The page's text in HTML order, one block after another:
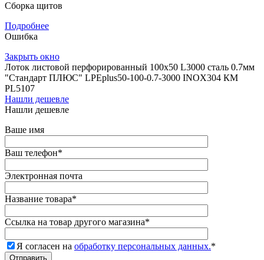
Сборка щитов
Подробнее
Ошибка
Закрыть окно
Лоток листовой перфорированный 100х50 L3000 сталь 0.7мм
"Стандарт ПЛЮС" LPEplus50-100-0.7-3000 INOX304 КМ
PL5107
Нашли дешевле
Нашли дешевле
Ваше имя
Ваш телефон*
Электронная почта
Название товара*
Ссылка на товар другого магазина*
Я согласен на обработку персональных данных.*